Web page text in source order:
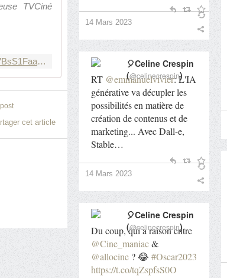
TVCiné
https://www.periscope.tv/w/a4LcATE1ODMzOTF8MVBsS1Faam96UU1HRQFhdDKEe43WXbX3my6Wotc7zXT6bcq5KzV2nMVLhfkt
cet article
14 Mars 2023
RT @emmanuelvivier: L'IA
générative va décupler les
possibilités en matière de
création de contenus et de
marketing... Avec Dall-e,
Stable…
🎈Celine Crespin
(@celinecrespin)
14 Mars 2023
Du coup, qui a raison entre
@Cine_maniac&
@allocine ? 😂 #Oscar2023
https://t.co/tqZspfsS0O
🎈Celine Crespin
(@celinecrespin)